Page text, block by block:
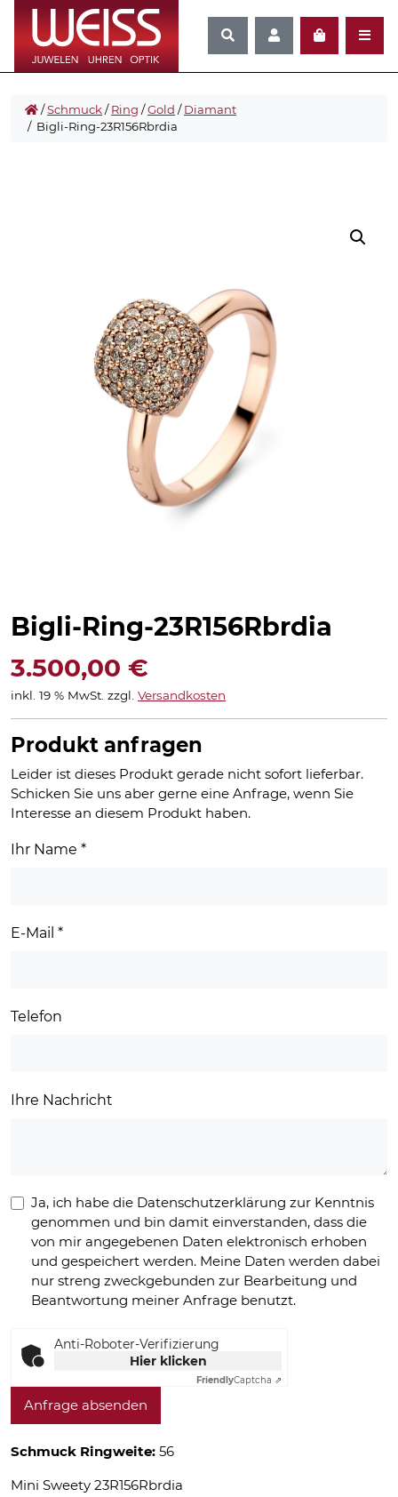
/Schmuck/Ring /Gold /Diamant
/ Bigli-Ring-23R156Rbrdia
Bigli-Ring-23R156Rbrdia
3.500,00 €
inkl. 19 % MwSt. zzgl. Versandkosten
Produkt anfragen
Leider ist dieses Produkt gerade nicht sofort lieferbar.
Schicken Sie uns aber gerne eine Anfrage, wenn Sie
Interesse an diesem Produkt haben.
Ihr Name *
E-Mail *
Telefon
Ihre Nachricht
Ja, ich habe die Datenschutzerklärung zur Kenntnis
genommen und bin damit einverstanden, dass die
von mir angegebenen Daten elektronisch erhoben
und gespeichert werden. Meine Daten werden dabei
nur streng zweckgebunden zur Bearbeitung und
Beantwortung meiner Anfrage benutzt.
Anti-Roboter-Verifizierung
Hier klicken
FriendlyCaptcha ⇗
Anfrage absenden
Schmuck Ringweite: 56
Mini Sweety 23R156Rbrdia